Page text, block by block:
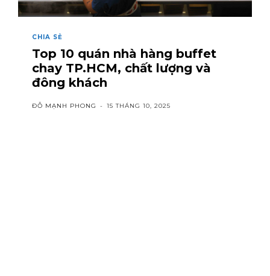
CHIA SẺ
Top 10 quán nhà hàng buffet
chay TP.HCM, chất lượng và
đông khách
ĐỖ MẠNH PHONG - 15 THÁNG 10, 2025